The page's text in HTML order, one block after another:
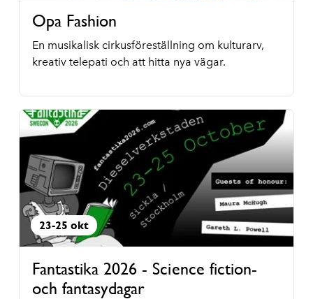
Opa Fashion
En musikalisk cirkusföreställning om kulturarv,
kreativ telepati och att hitta nya vägar.
23-25 okt
Fantastika 2026 - Science fiction-
och fantasydagar